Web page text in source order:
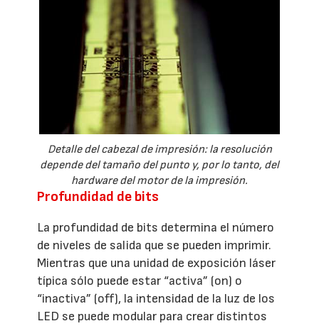
Detalle del cabezal de impresión: la resolución
depende del tamaño del punto y, por lo tanto, del
hardware del motor de la impresión.
Profundidad de bits
La profundidad de bits determina el número
de niveles de salida que se pueden imprimir.
Mientras que una unidad de exposición láser
típica sólo puede estar “activa” (on) o
“inactiva” (off), la intensidad de la luz de los
LED se puede modular para crear distintos